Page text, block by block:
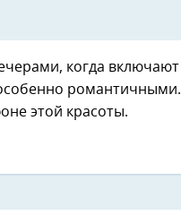
когда включают
романтичными.
этой красоты.